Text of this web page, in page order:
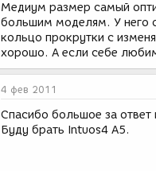
Медиум размер самый
большим моделям. У него
кольцо прокрутки с
хорошо. А если себе
4 фев 2011
Спасибо большое за
Буду брать Intuos4 А5.